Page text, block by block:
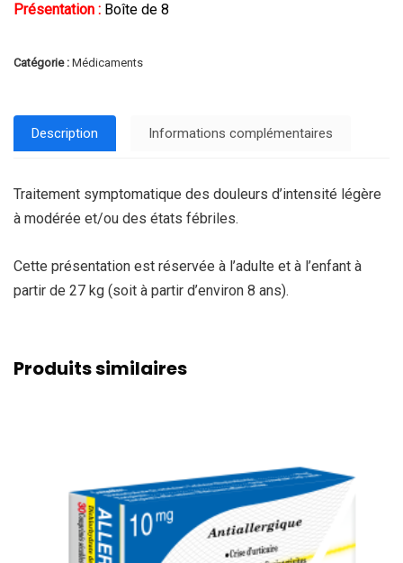
Présentation : Boîte de 8
Catégorie : Médicaments
Description Informations complémentaires
Traitement symptomatique des douleurs d’intensité légère
à modérée et/ou des états fébriles.
Cette présentation est réservée à l’adulte et à l’enfant à
partir de 27 kg (soit à partir d’environ 8 ans).
Produits similaires